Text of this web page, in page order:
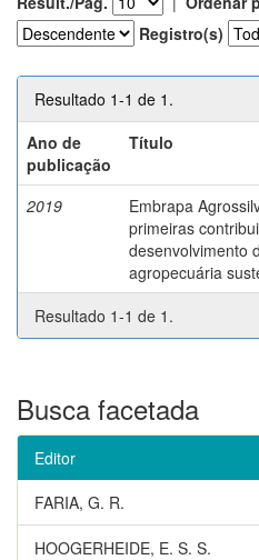
Registro(s)
Resultado 1-1 de 1.
Ano de
publicação
Título
2019
Embrapa
primeiras
desenvolvimento
agropecuária
Resultado 1-1 de 1.
Busca facetada
Editor
FARIA, G. R.
HOOGERHEIDE, E. S. S.